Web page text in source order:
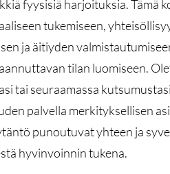
fyysisiä harjoituksia. Tämä
tukemiseen,
ja äitiyden
tilan luomiseen.
tai seuraamassa
palvella merkityksellisen
punoutuvat yhteen ja
hyvinvoinnin tukena.